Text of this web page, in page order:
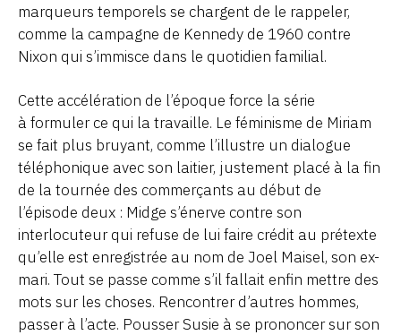
marqueurs temporels se chargent de le rappeler,
comme la campagne de Kennedy de 1960 contre
Nixon qui s’immisce dans le quotidien familial.
Cette accélération de l’époque force la série
à formuler ce qui la travaille. Le féminisme de Miriam
se fait plus bruyant, comme l’illustre un dialogue
téléphonique avec son laitier, justement placé à la fin
de la tournée des commerçants au début de
l’épisode deux : Midge s’énerve contre son
interlocuteur qui refuse de lui faire crédit au prétexte
qu’elle est enregistrée au nom de Joel Maisel, son ex-
mari. Tout se passe comme s’il fallait enfin mettre des
mots sur les choses. Rencontrer d’autres hommes,
passer à l’acte. Pousser Susie à se prononcer sur son